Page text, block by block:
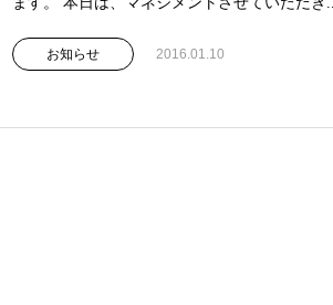
お知らせ 2016.01.10